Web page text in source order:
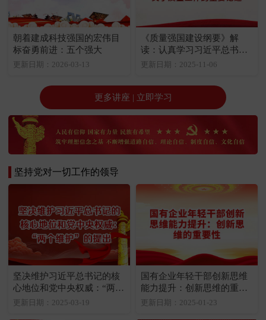
朝着建成科技强国的宏伟目
标奋勇前进：五个强大
更新日期：2026-03-13
《质量强国建设纲要》解
读：认真学习习近平总书记
关于质量工作的重要论述
更新日期：2025-11-06
更多讲座 | 立即学习
坚持党对一切工作的领导
坚决维护习近平总书记的核
心地位和党中央权威：“两个
维护”的提出
更新日期：2025-03-19
国有企业年轻干部创新思维
能力提升：创新思维的重要
性
更新日期：2025-01-23